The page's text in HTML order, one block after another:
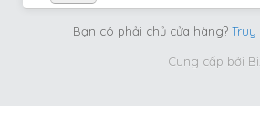
Bạn có phải chủ cửa hàng?
Cung cấp bởi